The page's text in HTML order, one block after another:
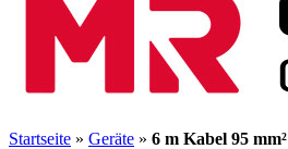
Startseite » Geräte » 6 m Kabel 95 mm²